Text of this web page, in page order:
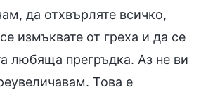
да отхвърляте всичко,
измъквате от греха и да се
любяща прегръдка. Аз не ви
Това е